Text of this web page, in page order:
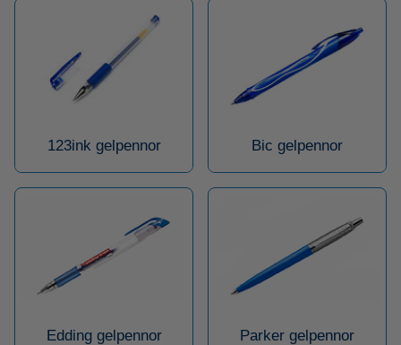
123ink gelpennor Bic gelpennor
Edding gelpennor Parker gelpennor